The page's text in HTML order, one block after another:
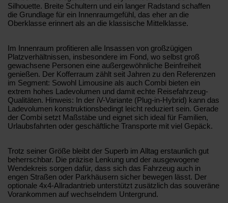
Silhouette. Breite Schultern und ein langer Radstand schaffen
die Grundlage für ein Innenraumgefühl, das eher an die
Oberklasse erinnert als an die klassische Mittelklasse.
Im Innenraum profitieren alle Insassen von großzügigen
Platzverhältnissen, insbesondere im Fond, wo selbst groß
gewachsene Personen eine außergewöhnliche Beinfreiheit
genießen. Der Kofferraum zählt seit Jahren zu den Referenzen
im Segment: Sowohl Limousine als auch Combi bieten ein
extrem hohes Ladevolumen und damit echte Reisefahrzeug-
Qualitäten. Hinweis: In der iV-Variante (Plug-in-Hybrid) kann das
Ladevolumen konstruktionsbedingt leicht reduziert sein. Gerade
der Combi setzt Maßstäbe und eignet sich ideal für Familien,
Urlaubsfahrten oder geschäftliche Transporte mit viel Gepäck.
Trotz seiner Größe bleibt der Superb im Alltag erstaunlich gut
beherrschbar. Die präzise Lenkung und der ausgewogene
Wendekreis sorgen dafür, dass sich das Fahrzeug auch in
engen Straßen oder Parkhäusern sicher bewegen lässt. Der
optionale 4x4-Allradantrieb unterstützt zusätzlich das souveräne
Vorankommen auf wechselndem Untergrund.